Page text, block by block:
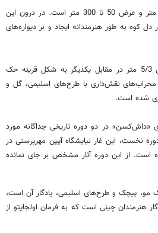
محوطة چهارضلعی، با طول 400 متر و عرض 50 تا 300 متر است. در درون این
کوه به طور هنرمندانه ایجاد و بر دیواره‌های
دو تصویر اژدها، هر یک به طول 5/3 متر در مقابل یکدیگر به شکل قرینه حک
نقش‌داری با طرح‌های اسلیمی، گل و
شده است.
«داش‌کسن» در دو دوره تاریخی جداگانه مورد
نخست، این غار نیایشگاه آیین مهرپرستی در
است. از این دوره آثار مشخص بر جای نمانده
مو، پیچک و طرح‌های اسلیمی، یادگار آن است،
هنرمندان چینی است که به فرمان اولجایتو از